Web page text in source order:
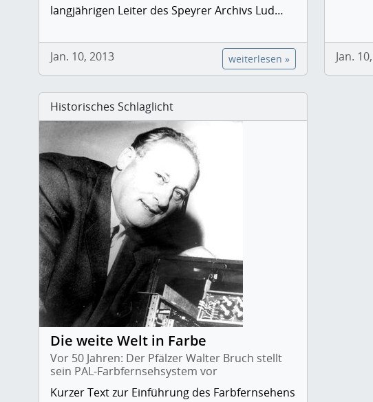
langjährigen Leiter des Speyrer Archivs Lud…
Jan. 10, 2013 weiterlesen » Jan.
Historisches Schlaglicht
Die weite Welt in Farbe
Vor 50 Jahren: Der Pfälzer Walter Bruch stellt
sein PAL-Farbfernsehsystem vor
Kurzer Text zur Einführung des Farbfernsehens